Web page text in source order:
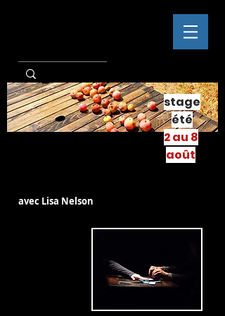
stage
été
2 au 8
août
avec Lisa Nelson